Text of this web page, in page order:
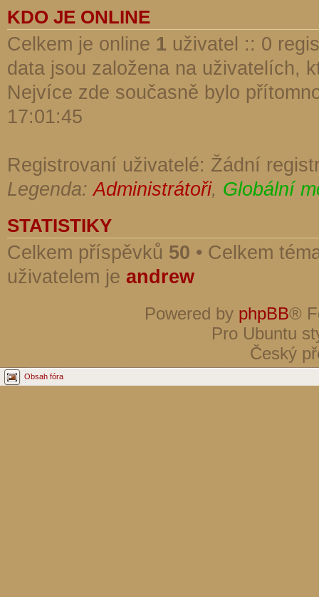
KDO JE ONLINE
Celkem je online 1 uživatel :: 0
data jsou založena na uživatelích,
Nejvíce zde současně bylo
17:01:45
Registrovaní uživatelé: Žádní
Legenda:Administrátoři, Globální
STATISTIKY
Celkem příspěvků 50 • Celkem
uživatelem je andrew
Powered by phpBB®
Pro Ubuntu
Český
Obsah fóra